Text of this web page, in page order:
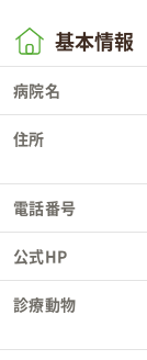
基本情報
病院名
住所
電話番号
公式HP
診療動物